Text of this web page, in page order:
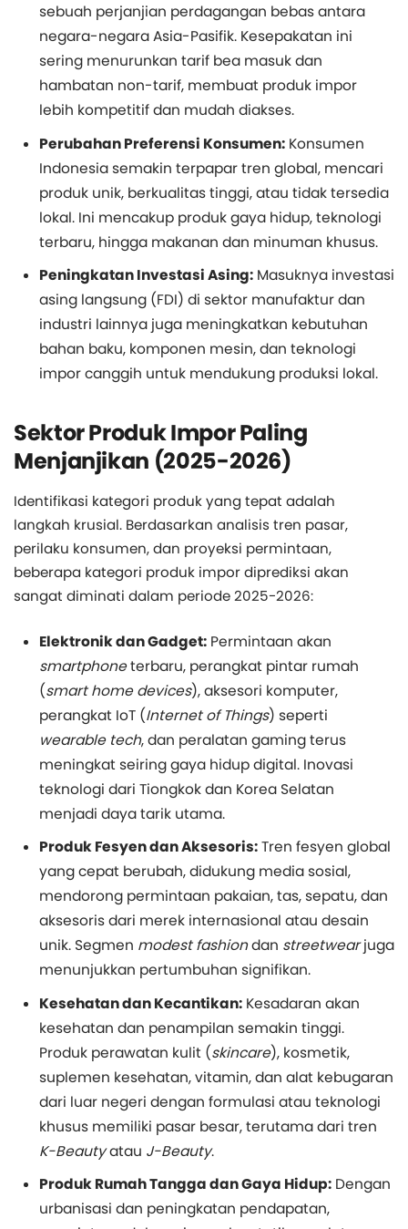
sebuah perjanjian perdagangan bebas antara
negara-negara Asia-Pasifik. Kesepakatan ini
sering menurunkan tarif bea masuk dan
hambatan non-tarif, membuat produk impor
lebih kompetitif dan mudah diakses.
Perubahan Preferensi Konsumen: Konsumen
Indonesia semakin terpapar tren global, mencari
produk unik, berkualitas tinggi, atau tidak tersedia
lokal. Ini mencakup produk gaya hidup, teknologi
terbaru, hingga makanan dan minuman khusus.
Peningkatan Investasi Asing: Masuknya investasi
asing langsung (FDI) di sektor manufaktur dan
industri lainnya juga meningkatkan kebutuhan
bahan baku, komponen mesin, dan teknologi
impor canggih untuk mendukung produksi lokal.
Sektor Produk Impor Paling
Menjanjikan (2025-2026)
Identifikasi kategori produk yang tepat adalah
langkah krusial. Berdasarkan analisis tren pasar,
perilaku konsumen, dan proyeksi permintaan,
beberapa kategori produk impor diprediksi akan
sangat diminati dalam periode 2025-2026:
Elektronik dan Gadget: Permintaan akan
smartphoneterbaru, perangkat pintar rumah
(smart home devices), aksesori komputer,
perangkat IoT (Internet of Things) seperti
wearable tech, dan peralatan gaming terus
meningkat seiring gaya hidup digital. Inovasi
teknologi dari Tiongkok dan Korea Selatan
menjadi daya tarik utama.
Produk Fesyen dan Aksesoris:Tren fesyen global
yang cepat berubah, didukung media sosial,
mendorong permintaan pakaian, tas, sepatu, dan
aksesoris dari merek internasional atau desain
unik. Segmen modest fashiondan streetwearjuga
menunjukkan pertumbuhan signifikan.
Kesehatan dan Kecantikan: Kesadaran akan
kesehatan dan penampilan semakin tinggi.
Produk perawatan kulit (skincare), kosmetik,
suplemen kesehatan, vitamin, dan alat kebugaran
dari luar negeri dengan formulasi atau teknologi
khusus memiliki pasar besar, terutama dari tren
K-Beautyatau J-Beauty.
Produk Rumah Tangga dan Gaya Hidup: Dengan
urbanisasi dan peningkatan pendapatan,